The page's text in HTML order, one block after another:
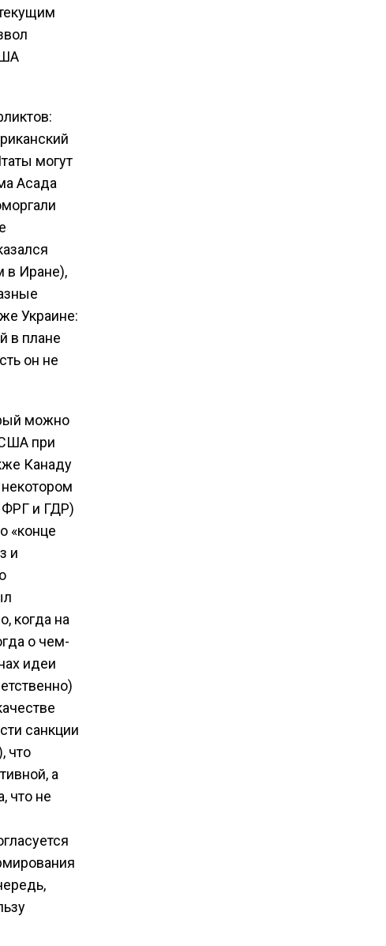
могут
Асада
в Иране),
Украине:
в плане
он не
можно
США при
Канаду
ФРГ и ГДР)
«конце
и
когда на
о чем-
идеи
санкции
что
а
что не